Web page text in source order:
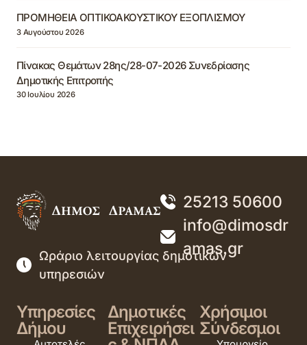
ΠΡΟΜΗΘΕΙΑ ΟΠΤΙΚΟΑΚΟΥΣΤΙΚΟΥ ΕΞΟΠΛΙΣΜΟΥ
3 Αυγούστου 2026
Πίνακας Θεμάτων 28ης/28-07-2026 Συνεδρίασης
Δημοτικής Επιτροπής
30 Ιουλίου 2026
25213 50600
info@dimosdr
amas.gr
Ωράριο λειτουργίας δημοτικών
υπηρεσιών
Υπηρεσίες
Δήμου
Δημοτικές
Επιχειρήσει
Χρήσιμοι
Σύνδεσμοι